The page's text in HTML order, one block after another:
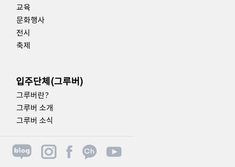
교육
문화행사
전시
축제
입주단체(그루버)
그루버란?
그루버 소개
그루버 소식